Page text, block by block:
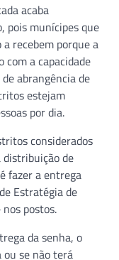
acaba
pois munícipes que
recebem porque a
com a capacidade
abrangência de
estejam
por dia.
considerados
de
fazer a entrega
Estratégia de
postos.
da senha, o
se não terá